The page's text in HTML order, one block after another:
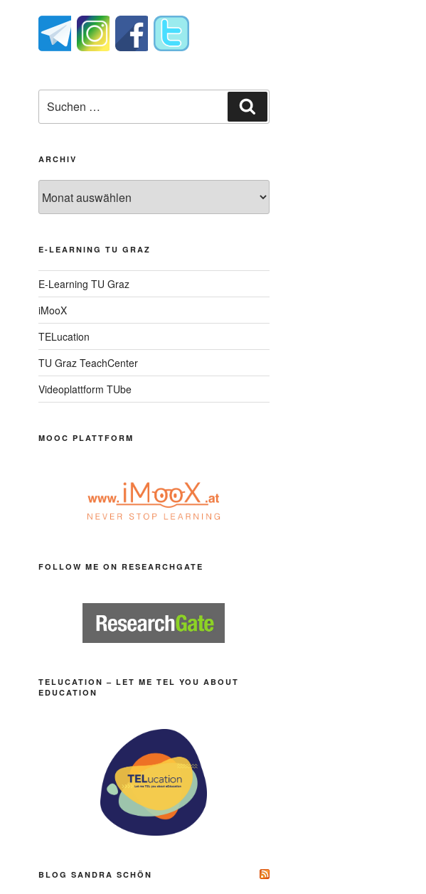
nach:
ARCHIV
E-LEARNING TU GRAZ
E-Learning TU Graz
iMooX
TELucation
TU Graz TeachCenter
Videoplattform TUbe
MOOC PLATTFORM
FOLLOW ME ON RESEARCHGATE
TELUCATION – LET ME TEL YOU ABOUT
EDUCATION
BLOG SANDRA SCHÖN